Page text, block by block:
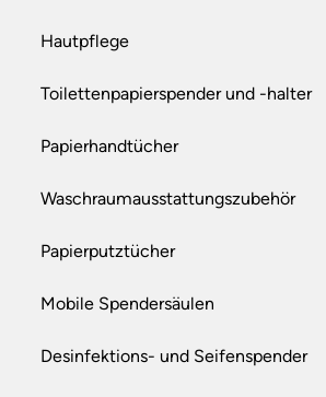
Hautpflege
Toilettenpapierspender und -halter
Papierhandtücher
Waschraumausstattungszubehör
Papierputztücher
Mobile Spendersäulen
Desinfektions- und Seifenspender